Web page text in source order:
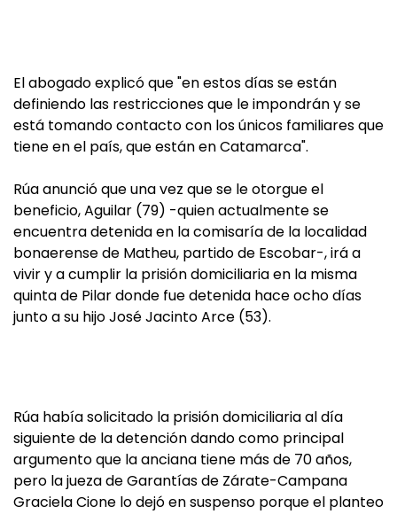
El abogado explicó que "en estos días se están
definiendo las restricciones que le impondrán y se
está tomando contacto con los únicos familiares que
tiene en el país, que están en Catamarca".
Rúa anunció que una vez que se le otorgue el
beneficio, Aguilar (79) -quien actualmente se
encuentra detenida en la comisaría de la localidad
bonaerense de Matheu, partido de Escobar-, irá a
vivir y a cumplir la prisión domiciliaria en la misma
quinta de Pilar donde fue detenida hace ocho días
junto a su hijo José Jacinto Arce (53).
Rúa había solicitado la prisión domiciliaria al día
siguiente de la detención dando como principal
argumento que la anciana tiene más de 70 años,
pero la jueza de Garantías de Zárate-Campana
Graciela Cione lo dejó en suspenso porque el planteo